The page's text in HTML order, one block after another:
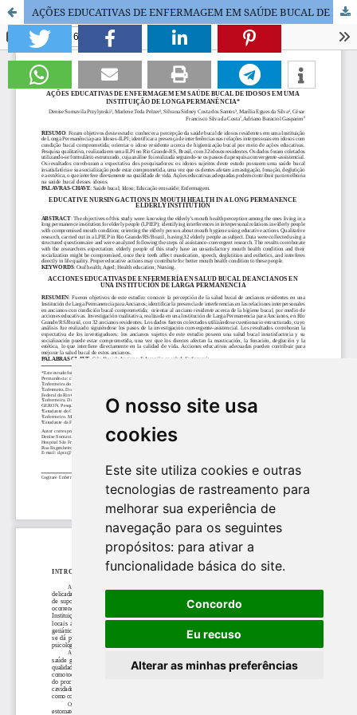
O nosso site usa
cookies
Este site utiliza cookies e outras
tecnologias de rastreamento para
melhorar sua experiência de
navegação para os seguintes
propósitos: para ativar a
funcionalidade básica do site.
Concordo
Eu recuso
Alterar as minhas preferências
AÇÕES EDUCATIVAS DE ENFERMAGEM EM SAÚDE BUCAL DE IDOSOS EM UMA INSTITUIÇÃO DE LONGA PERMANÊNCIA